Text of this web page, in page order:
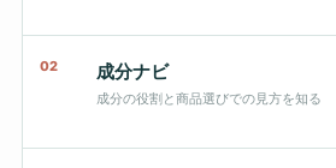
02 成分ナビ
成分の役割と商品選びでの見方を知る